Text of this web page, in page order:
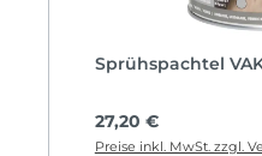
Sprühspachtel
Regulärer Preis:
27,20 €
Preise inkl. MwSt. zzgl.